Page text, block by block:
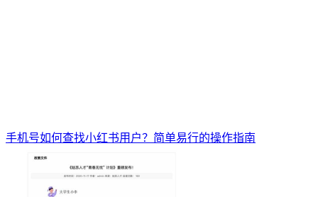
手机号如何查找小红书用户？简单易行的操作指南